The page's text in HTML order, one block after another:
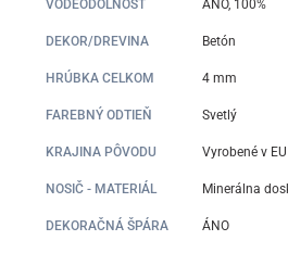
VODEODOLNOSŤ ÁNO, 100%
DEKOR/DREVINA Betón
HRÚBKA CELKOM 4 mm
FAREBNÝ ODTIEŇ Svetlý
KRAJINA PÔVODU Vyrobené v EU
NOSIČ - MATERIÁL Minerálna
DEKORAČNÁ ŠPÁRA ÁNO